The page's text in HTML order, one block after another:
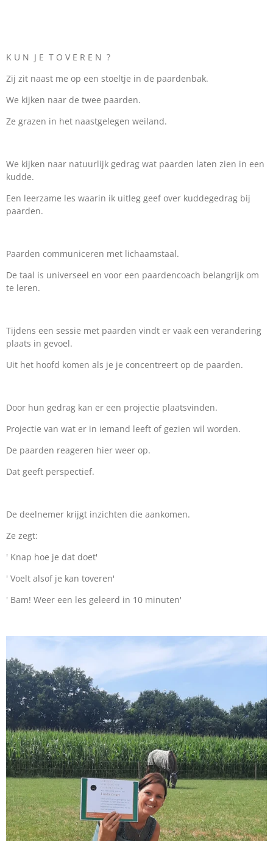
K U N J E T O V E R E N ?
Zij zit naast me op een stoeltje in de paardenbak.
We kijken naar de twee paarden.
Ze grazen in het naastgelegen weiland.
We kijken naar natuurlijk gedrag wat paarden laten zien in een
kudde.
Een leerzame les waarin ik uitleg geef over kuddegedrag bij
paarden.
Paarden communiceren met lichaamstaal.
De taal is universeel en voor een paardencoach belangrijk om
te leren.
Tijdens een sessie met paarden vindt er vaak een verandering
plaats in gevoel.
Uit het hoofd komen als je je concentreert op de paarden.
Door hun gedrag kan er een projectie plaatsvinden.
Projectie van wat er in iemand leeft of gezien wil worden.
De paarden reageren hier weer op.
Dat geeft perspectief.
De deelnemer krijgt inzichten die aankomen.
Ze zegt:
' Knap hoe je dat doet'
' Voelt alsof je kan toveren'
' Bam! Weer een les geleerd in 10 minuten'